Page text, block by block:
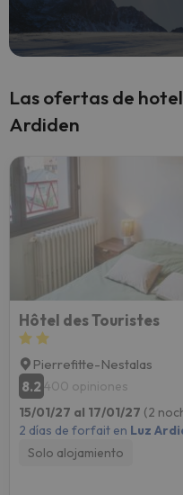
Las ofertas de
Ardiden
Hôtel des Touristes
Pierrefitte-Nestalas
8.2 400 opiniones
15/01/27 al 17/01/27 (2
2 días de forfait en Luz
Solo alojamiento